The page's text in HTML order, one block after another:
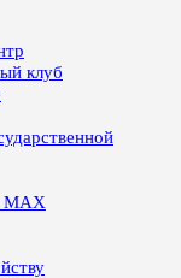
клуб
MAX